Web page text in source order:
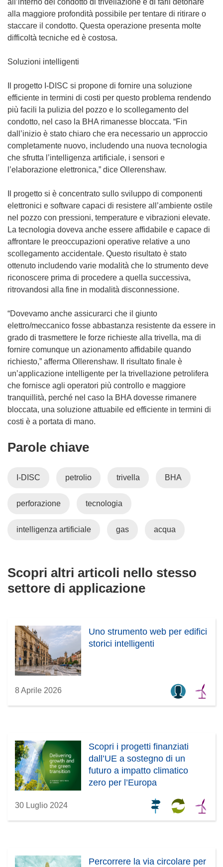
all’interno del condotto di trivellazione e di farli detonare
alla maggiore profondità possibile per tentare di ritirare o
staccare il condotto. Questa operazione presenta molte
difficoltà tecniche ed è costosa.
Soluzioni intelligenti
Il progetto I-DISC si propone di fornire una soluzione
efficiente in termini di costi per questo problema rendendo
più facili la pulizia del pozzo e lo scollegamento del
condotto, nel caso la BHA rimanesse bloccata. “Fin
dall’inizio è stato chiaro che era necessario un approccio
completamente nuovo, includendo una nuova tecnologia
che sfrutta l’intelligenza artificiale, i sensori e
l’elaborazione elettronica,” dice Ollerenshaw.
Il progetto si è concentrato sullo sviluppo di componenti
elettronici e software capaci di resistere all’ambiente ostile
nel pozzo con pressioni, temperature e vibrazioni elevate.
La tecnologia doveva anche essere affidabile e capace di
affrontare le preoccupazioni operative relative a uno
scollegamento accidentale. Questo risultato è stato
ottenuto includendo varie modalità che lo strumento deve
riconoscere prima di procedere a quella successiva,
ritrovandosi alla fine in modalità disconnessione.
“Dovevamo anche assicurarci che il giunto
elettro/meccanico fosse abbastanza resistente da essere in
grado di trasmettere le forze richieste alla trivella, ma di
fornire comunque un azionamento affidabile quando
richiesto,” afferma Ollerenshaw. Il risultato finale è
un’applicazione intelligente per la trivellazione petrolifera
che fornisce agli operatori più controllo e maggiore
tranquillità, perché nel caso la BHA dovesse rimanere
bloccata, una soluzione attuabile ed efficiente in termini di
costi è a portata di mano.
Parole chiave
I-DISC petrolio trivella BHA
perforazione tecnologia
intelligenza artificiale gas acqua
Scopri altri articoli nello stesso
settore di applicazione
Uno strumento web per edifici
storici intelligenti
8 Aprile 2026
Scopri i progetti finanziati
dall’UE a sostegno di un
futuro a impatto climatico
zero per l’Europa
30 Luglio 2024
Percorrere la via circolare per